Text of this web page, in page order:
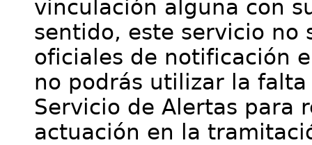
vinculación alguna con
sentido, este servicio no
oficiales de notificación
no podrás utilizar la
Servicio de Alertas para
actuación en la